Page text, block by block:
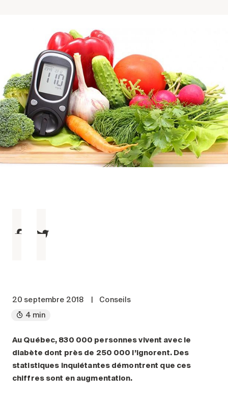
Faire le bon choix
Comprendre les coûts
Les 6 étapes de décision
Votre arrivée en résidence
Témoignages
Ce qui est inclus
Votre appartement
Aires communes
Activités
Commerces intégrés
Entretien
Courte durée
Notre approche
Nos résidences
Emplois
20 septembre 2018
Conseils
4 min
Au Québec, 830 000 personnes vivent avec le
diabète dont près de 250 000 l’ignorent. Des
statistiques inquiétantes démontrent que ces
chiffres sont en augmentation.